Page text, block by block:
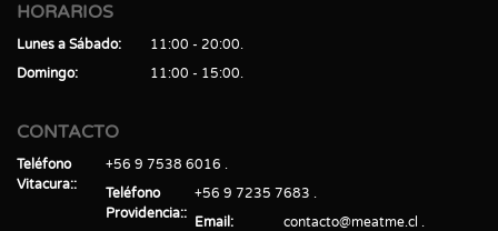
HORARIOS
Lunes a Sábado
11:00 - 20:00
Domingo
11:00 - 15:00
CONTACTO
Teléfono
Vitacura:
+56 9 7538 6016
Teléfono
Providencia:
+56 9 7235 7683
Email
contacto@meatme.cl